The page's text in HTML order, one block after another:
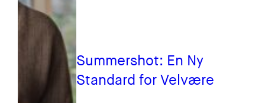
Summershot: En Ny
Standard for Velvære